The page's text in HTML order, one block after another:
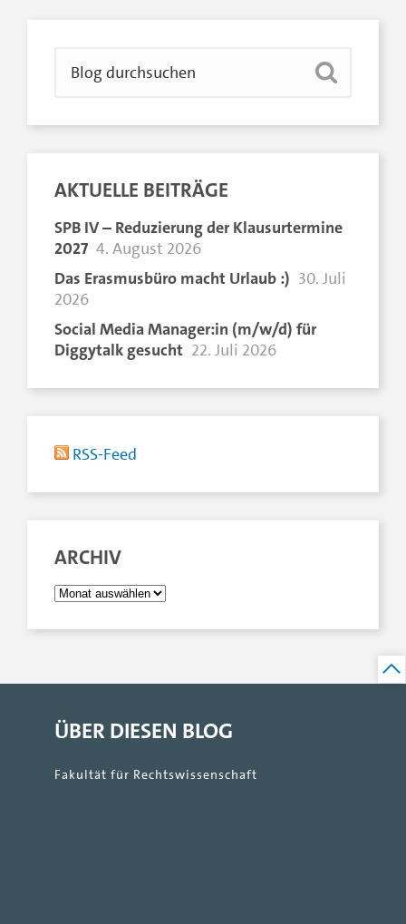
AKTUELLE BEITRÄGE
SPB IV – Reduzierung der Klausurtermine
2027 4. August 2026
Das Erasmusbüro macht Urlaub :) 30. Juli
2026
Social Media Manager:in (m/w/d) für
Diggytalk gesucht 22. Juli 2026
RSS-Feed
ARCHIV
ÜBER DIESEN BLOG
Fakultät für Rechtswissenschaft